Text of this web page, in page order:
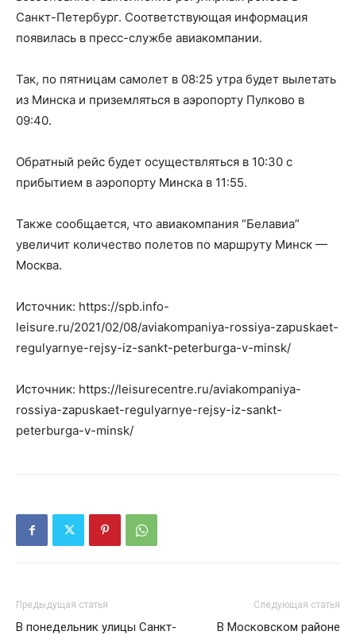
Санкт-Петербург. Соответствующая информация
появилась в пресс-службе авиакомпании.
Так, по пятницам самолет в 08:25 утра будет вылетать
из Минска и приземляться в аэропорту Пулково в
09:40.
Обратный рейс будет осуществляться в 10:30 с
прибытием в аэропорту Минска в 11:55.
Также сообщается, что авиакомпания “Белавиа”
увеличит количество полетов по маршруту Минск —
Москва.
Источник: https://spb.info-
leisure.ru/2021/02/08/aviakompaniya-rossiya-zapuskaet-
regulyarnye-rejsy-iz-sankt-peterburga-v-minsk/
Источник: https://leisurecentre.ru/aviakompaniya-
rossiya-zapuskaet-regulyarnye-rejsy-iz-sankt-
peterburga-v-minsk/
Предыдущая статья
В понедельник улицы Санкт-
Следующая статья
В Московском районе